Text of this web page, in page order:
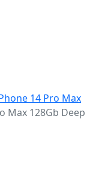
14 Pro Max
Max 128Gb Deep